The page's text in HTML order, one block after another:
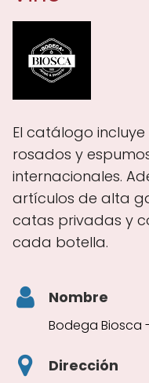
El catálogo
rosados y
internacionales.
artículos de alta
catas privadas y
cada botella.
Nombre
Bodega Biosca
Dirección